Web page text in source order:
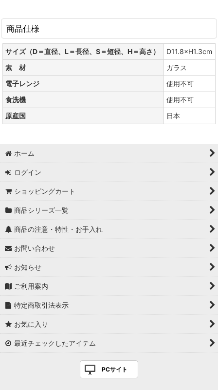
商品仕様
サイズ（D＝直径、L＝長径、S＝短径、H＝高さ）
D11.8×H1.3cm
素 材
ガラス
電子レンジ
使用不可
食洗機
使用不可
原産国
日本
ホーム
ログイン
ショッピングカート
商品シリーズ一覧
商品の注意・特性・お手入れ
お問い合わせ
お知らせ
ご利用案内
特定商取引法表示
お気に入り
最近チェックしたアイテム
PCサイト